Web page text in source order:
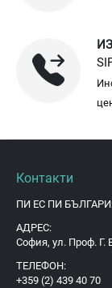
Контакти
ПИ ЕС ПИ
АДРЕС:
София, ул. Проф. Г.
ТЕЛЕФОН:
+359 (2) 439 40 70